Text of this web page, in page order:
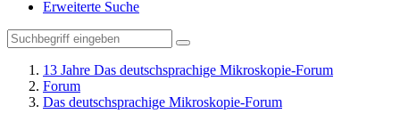
Erweiterte Suche
13 Jahre Das deutschsprachige Mikroskopie-Forum
Forum
Das deutschsprachige Mikroskopie-Forum